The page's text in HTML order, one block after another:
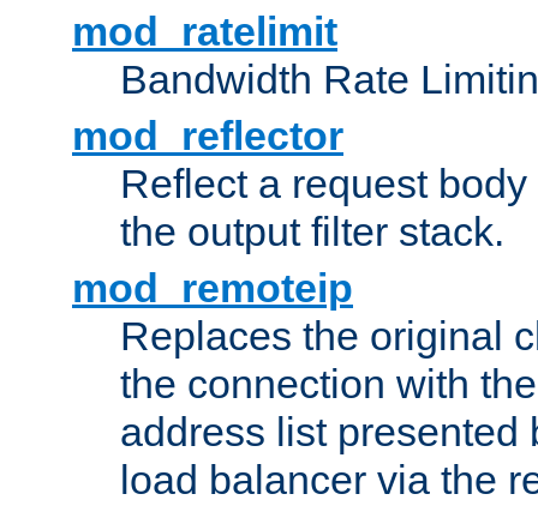
mod_ratelimit
Bandwidth Rate
mod_reflector
Reflect a request
the output filter stack.
mod_remoteip
Replaces the original
the connection with
address list presented
load balancer via the